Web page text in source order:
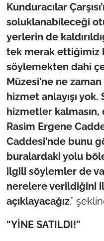
Kunduracılar
soluklanabileceği
yerlerin de
tek merak ettiğimiz
söylemekten dahi
Müzesi’ne ne
hizmet anlayışı
hizmetler
Rasim Ergene
Caddesi’nde bunu
buralardaki yolu
ilgili söylemler de
nerelere verildiğini
açıklayacağız.”
“YİNE SATILDI!”